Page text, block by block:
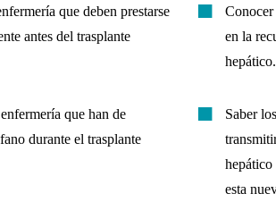
que deben prestarse
antes del trasplante
que han de
durante el trasplante
Conocer
en la
hepático.
Saber
hepático
esta